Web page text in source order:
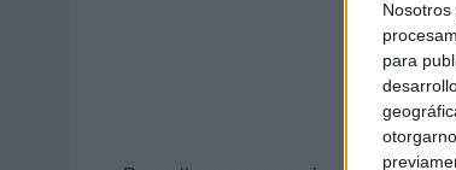
para